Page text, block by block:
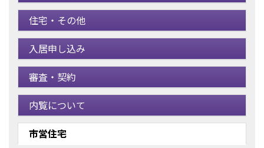
住宅・その他
入居申し込み
審査・契約
内覧について
市営住宅